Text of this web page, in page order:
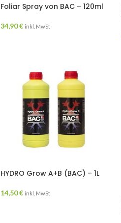
Foliar Spray von BAC – 120ml
34,90€ inkl. MwSt
HYDRO Grow A+B (BAC) – 1L
14,50€ inkl. MwSt